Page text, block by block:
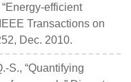
efficient
Transactions on
Dec. 2010.
S., “Quantifying